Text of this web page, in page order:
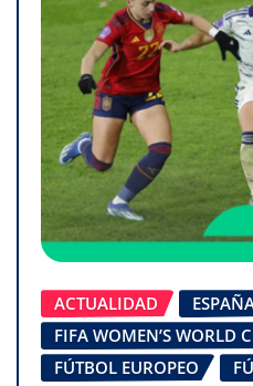
ACTUALIDAD
FIFA WOMEN’S WORLD
FÚTBOL EUROPEO